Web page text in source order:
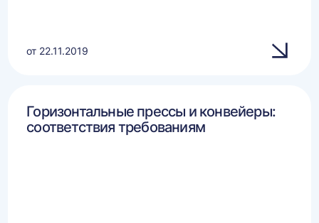
от 22.11.2019
Горизонтальные прессы и конвейеры:
соответствия требованиям